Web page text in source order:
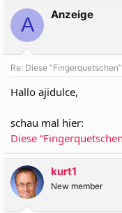
A Anzeige
Re: Diese
Hallo ajidulce,
schau mal hier:
Diese
kurt1
New member